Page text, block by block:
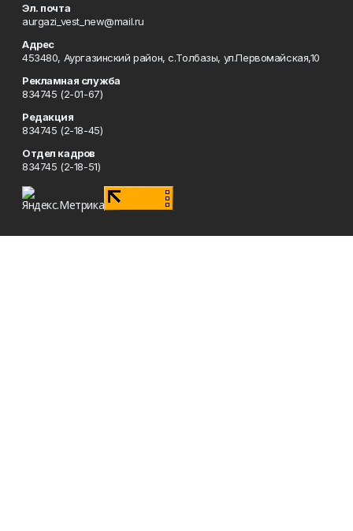
Эл. почта
aurgazi_vest_new@mail.ru
Адрес
453480, Аургазинский район, с.Толбазы, ул.Первомайская,10
Рекламная служба
834745 (2-01-67)
Редакция
834745 (2-18-45)
Отдел кадров
834745 (2-18-51)